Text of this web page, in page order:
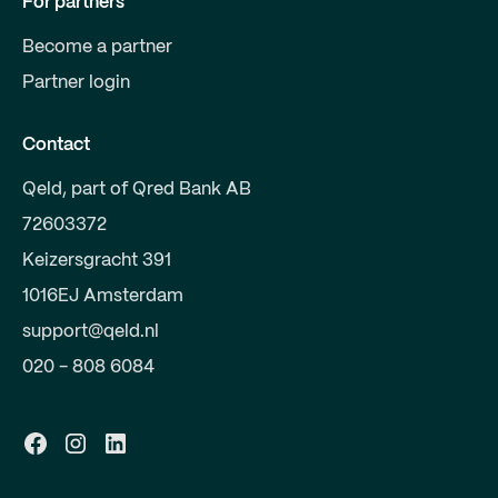
Become a partner
Partner login
Contact
Qeld, part of Qred Bank AB
72603372
Keizersgracht 391
1016EJ Amsterdam
support@qeld.nl
020 - 808 6084